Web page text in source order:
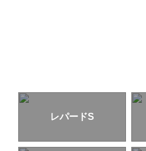
レパードS